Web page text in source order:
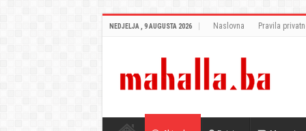
NEDJELJA , 9 AUGUSTA 2026 Naslovna Pravila